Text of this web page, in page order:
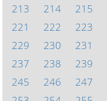
213
214 215
221
222 223
229
230 231
237
238 239
245
246 247